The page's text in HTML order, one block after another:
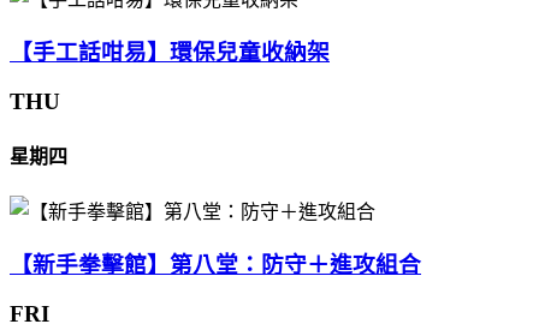
【手工話咁易】環保兒童收納架
THU
星期四
【新手拳擊館】第八堂：防守＋進攻組合
FRI